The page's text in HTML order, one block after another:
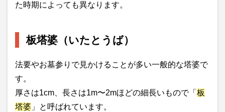
た時期によっても異なります。
板塔婆（いたとうば）
法要やお墓参りで見かけることが多い一般的な塔婆で
す。
厚さは1cm、長さは1m〜2mほどの細長いもので「 板
塔婆 」と呼ばれています。